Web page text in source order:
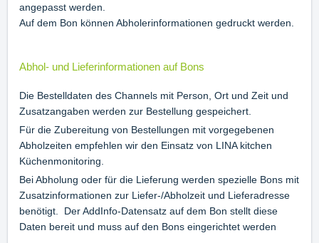
angepasst werden.
Auf dem Bon können Abholerinformationen gedruckt werden.
Abhol- und Lieferinformationen auf Bons
Die Bestelldaten des Channels mit Person, Ort und Zeit und
Zusatzangaben werden zur Bestellung gespeichert.
Für die Zubereitung von Bestellungen mit vorgegebenen
Abholzeiten empfehlen wir den Einsatz von LINA kitchen
Küchenmonitoring.
Bei Abholung oder für die Lieferung werden spezielle Bons mit
Zusatzinformationen zur Liefer-/Abholzeit und Lieferadresse
benötigt. Der AddInfo-Datensatz auf dem Bon stellt diese
Daten bereit und muss auf den Bons eingerichtet werden